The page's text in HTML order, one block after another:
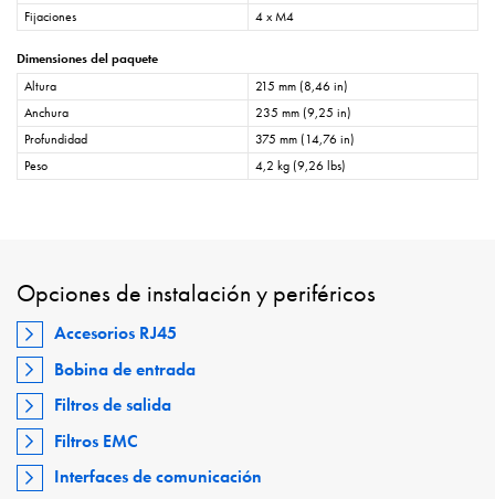
Fijaciones
4 x M4
Dimensiones del paquete
Altura
215 mm (8,46 in)
Anchura
235 mm (9,25 in)
Profundidad
375 mm (14,76 in)
Peso
4,2 kg (9,26 lbs)
Opciones de instalación y periféricos
Accesorios RJ45
Bobina de entrada
Filtros de salida
Filtros EMC
Interfaces de comunicación